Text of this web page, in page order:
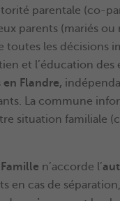
parentale (co-
parents (mariés ou
toutes les décisions
et l’éducation des
Flandre,
La commune
situation familiale
n’accorde l’
en cas de